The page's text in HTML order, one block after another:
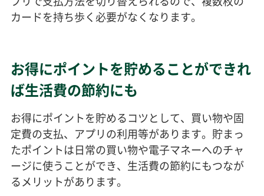
カードを持ち歩く必要がなくなります。
お得にポイントを貯めることができれ
ば生活費の節約にも
お得にポイントを貯めるコツとして、買い物や固
定費の支払、アプリの利用等があります。貯まっ
たポイントは日常の買い物や電子マネーへのチャ
ージに使うことができ、生活費の節約にもつなが
るメリットがあります。